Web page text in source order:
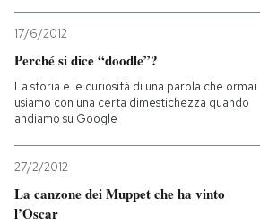
17/6/2012
Perché si dice “doodle”?
La storia e le curiosità di una parola che ormai
usiamo con una certa dimestichezza quando
andiamo su Google
27/2/2012
La canzone dei Muppet che ha vinto
l’Oscar